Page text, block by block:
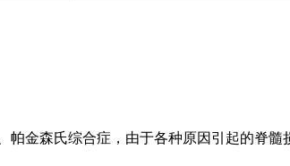
金森氏综合症，由于各种原因引起的脊